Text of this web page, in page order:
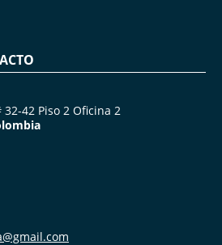
42 Piso 2 Oficina 2